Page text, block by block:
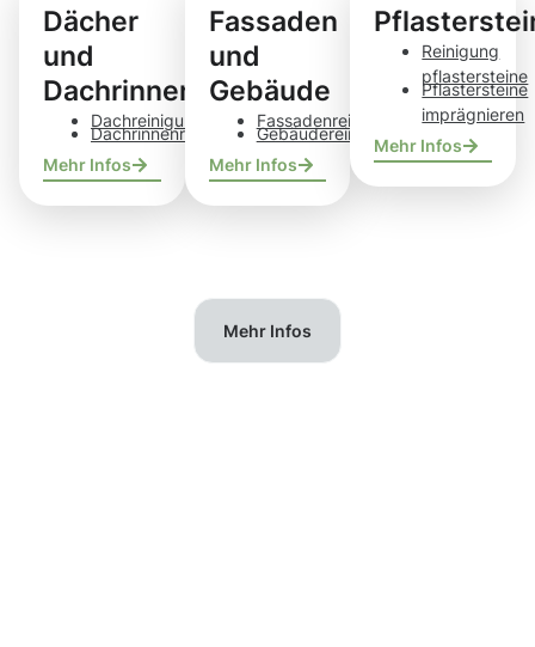
Dächer
und
Dachrinnen
Dachreinigung
Dachrinnenreinigung
Mehr Infos
Fassaden
und
Gebäude
Fassadenreinigung
Gebäudereinigung
Mehr Infos
Reinigung
pflastersteine
Pflastersteine
imprägnieren
Mehr Infos
Mehr Infos